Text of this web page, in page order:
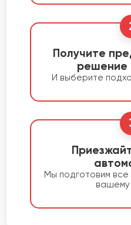
Получите
решение
И выберите
Мы подготовим все
вашему